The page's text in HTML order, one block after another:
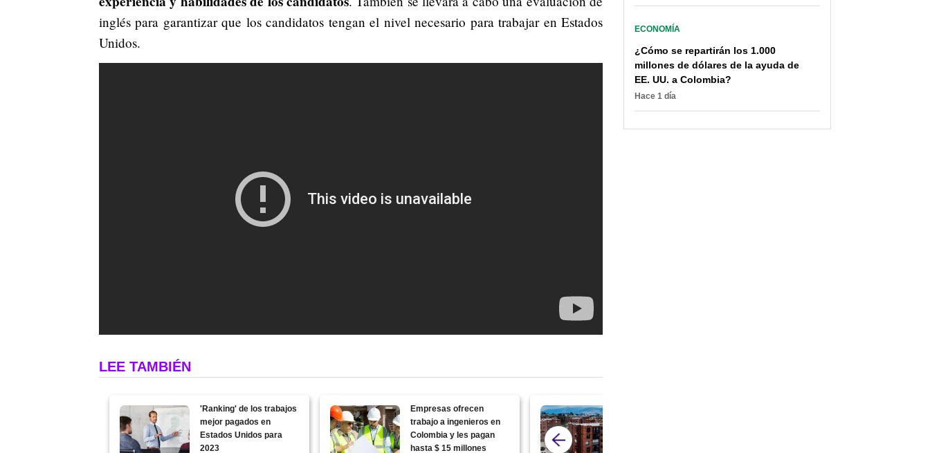
inglés para garantizar que los candidatos tengan el nivel necesario para trabajar en Estados
Unidos.
LEE TAMBIÉN
'Ranking' de los trabajos
mejor pagados en
Estados Unidos para
2023
Empresas ofrecen
trabajo a ingenieros en
Colombia y les pagan
hasta $ 15 millones
ECONOMÍA
¿Cómo se repartirán los 1.000
millones de dólares de la ayuda de
EE. UU. a Colombia?
Hace 1 día